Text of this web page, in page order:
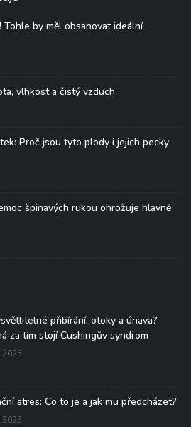
by měl obsahovat ideální
vlhkost a čistý vzduch
Proč jsou tyto plody i jejich pecky
špinavých rukou ohrožuje hlavně
přibírání, otoky a únava?
za tím stojí Cushingův syndrom
stres: Co to je a jak mu předcházet?